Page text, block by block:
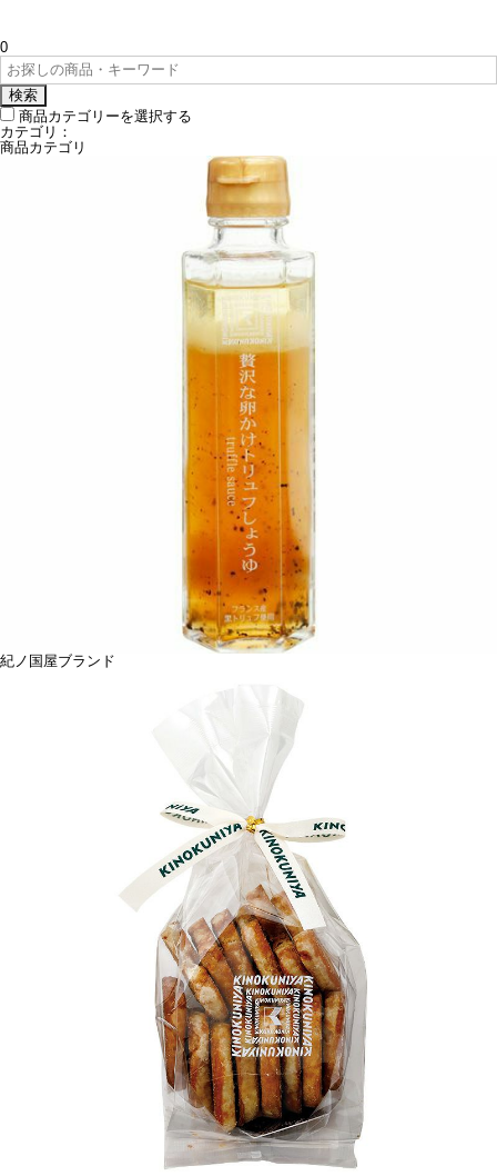
0
検索
商品カテゴリーを選択する
カテゴリ：
商品カテゴリ
紀ノ国屋ブランド